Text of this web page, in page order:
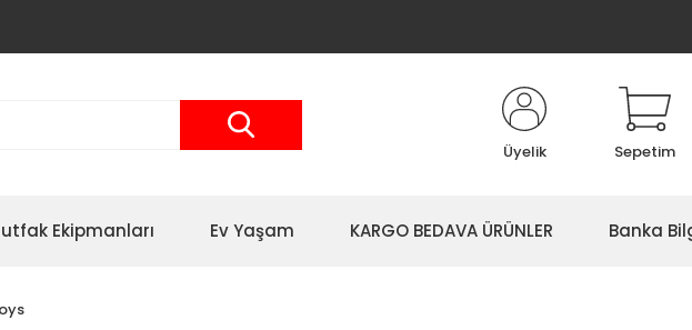
Üyelik Sepetim
Ekipmanları Ev Yaşam KARGO BEDAVA ÜRÜNLER Banka